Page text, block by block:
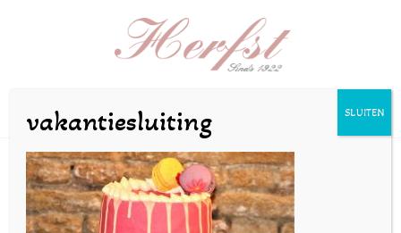
driptaart 2
vakantiesluiting SLUITEN